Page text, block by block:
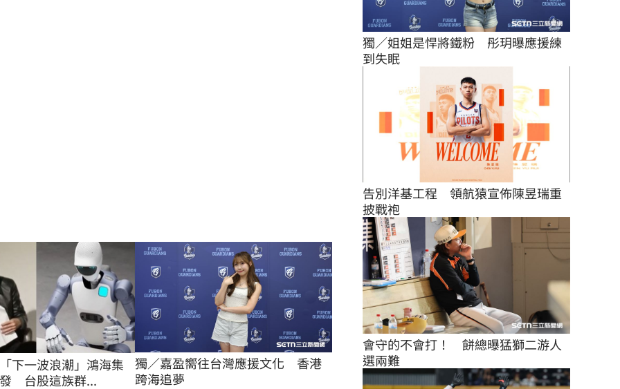
下一波浪潮」鴻海集
台股這族群...
獨／嘉盈嚮往台灣應援文化　香港
跨海追夢
獨／姐姐是悍將鐵粉　彤玥曝應援練
到失眠
告別洋基工程　領航猿宣佈陳昱瑞重
披戰袍
會守的不會打！　餅總曝猛獅二游人
選兩難